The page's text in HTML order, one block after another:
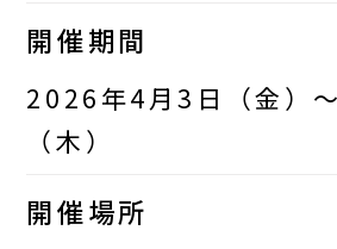
開催期間
2026年4月3日（金）
（木）
開催場所